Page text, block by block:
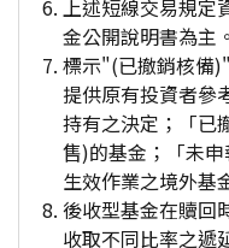
上述短線交易規定
金公開說明書為主。
標示"(已撤銷核備
提供原有投資者參
持有之決定；「已
售)的基金；「未
生效作業之境外基
後收型基金在贖回
收取不同比率之遞